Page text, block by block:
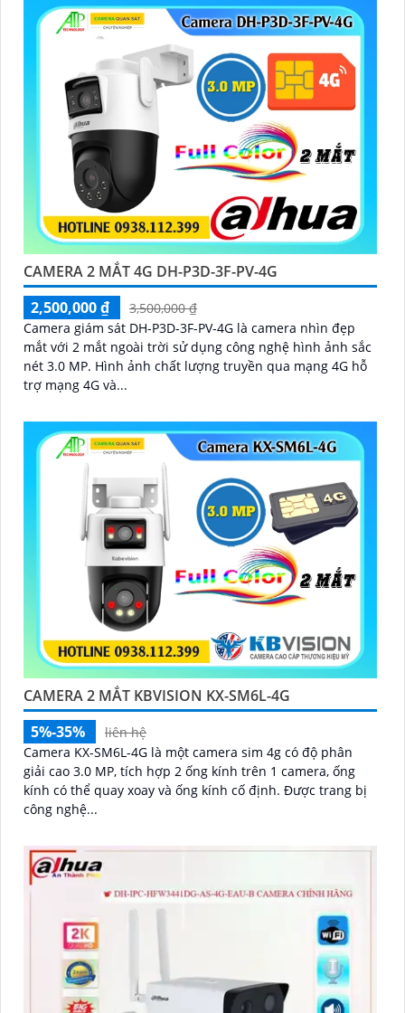
CAMERA 2 MẮT 4G DH-P3D-3F-PV-4G
2,500,000 ₫
3,500,000 ₫
Camera giám sát DH-P3D-3F-PV-4G là camera nhìn đẹp
mắt với 2 mắt ngoài trời sử dụng công nghệ hình ảnh sắc
nét 3.0 MP. Hình ảnh chất lượng truyền qua mạng 4G hỗ
trợ mạng 4G và...
CAMERA 2 MẮT KBVISION KX-SM6L-4G
5%-35%
liên hệ
Camera KX-SM6L-4G là một camera sim 4g có độ phân
giải cao 3.0 MP, tích hợp 2 ống kính trên 1 camera, ống
kính có thể quay xoay và ống kính cố định. Được trang bị
công nghệ...